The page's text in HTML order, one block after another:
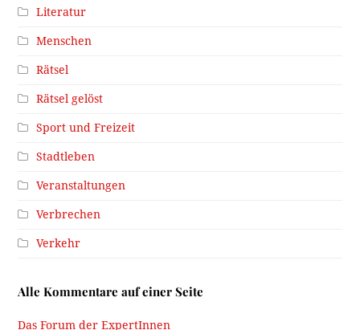
Literatur
Menschen
Rätsel
Rätsel gelöst
Sport und Freizeit
Stadtleben
Veranstaltungen
Verbrechen
Verkehr
Alle Kommentare auf einer Seite
Das Forum der ExpertInnen